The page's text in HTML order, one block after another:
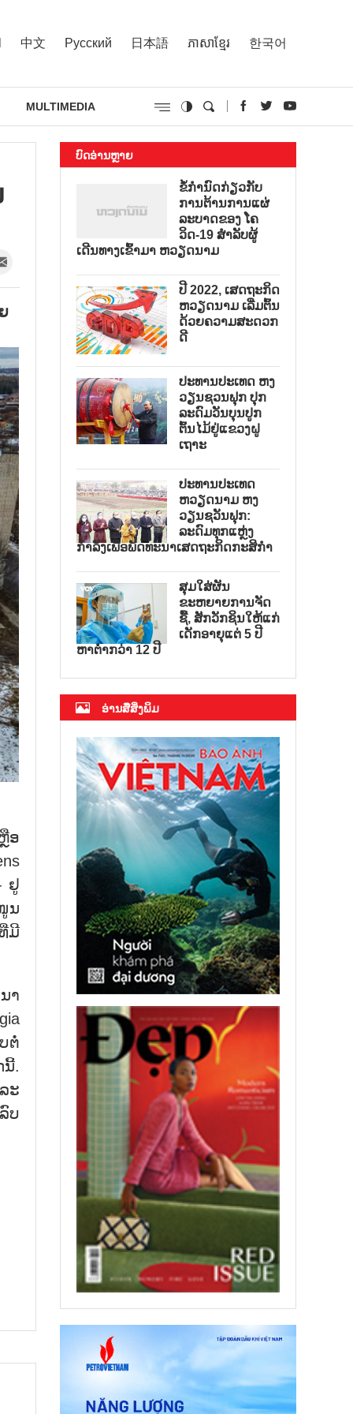
中文 Русский 日本語 ភាសាខ្មែរ 한국어
MULTIMEDIA
ອ
ຢູ
ນ
ມີ
າ
ຕໍ່
.
ະ
ບ
ບົດອ່ານຫຼາຍ
ຂໍ້ກຳນົດກ່ຽວກັບ
ການຕ້ານການແຜ່
ລະບາດຂອງ ໂຄ
ວິດ-19 ສຳລັບຜູ້
ເດີນທາງເຂົ້າມາ ຫວຽດນາມ
ປີ 2022, ເສດຖະກິດ
ຫວຽດນາມ ເລີ່ມຕົ້ນ
ດ້ວຍຄວາມສະດວກ
ດີ
ປະທານປະເທດ ຫງ
ວຽນຊວນຟຸກ ປຸກ
ລະດົມວັນບຸນປູກ
ຕົ້ນໄມ້ຢູ່ແຂວງຝູ
ເຖາະ
ປະທານປະເທດ
ຫວຽດນາມ ຫງ
ວຽນຊວັນຟຸກ:
ລະດົມທຸກແຫຼ່ງ
ກຳລັງເພື່ອພັດທະນາເສດຖະກິດກະສິກຳ
ສຸມໃສ່ຜັນ
ຂະຫຍາຍການຈັດ
ຊື້, ສັກວັກຊິນໃຫ້ແກ່
ເດັກອາຍຸແຕ່ 5 ປີ
ຫາຕ່ຳກວ່າ 12 ປີ
ອ່ານສື່ສິ່ງພິມ